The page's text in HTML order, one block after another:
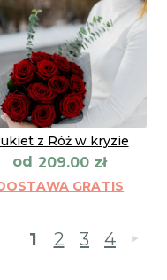
z Róż w kryzie
od 209.00 zł
GRATIS
1 2 3 4 »